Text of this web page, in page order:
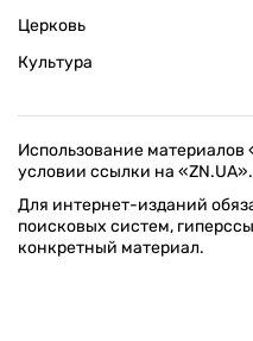
Церковь
Культура
Использование материалов
условии ссылки на «ZN.UA».
Для интернет-изданий
поисковых систем,
конкретный материал.
Любое копирование,
фотографических и видео